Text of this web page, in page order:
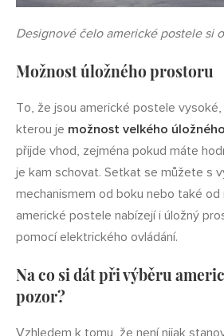
Designové čelo americké postele si
Možnost úložného prostoru
To, že jsou americké postele vysoké,
kterou je možnost velkého
přijde vhod, zejména pokud máte
je kam schovat. Setkat se můžete s
mechanismem od boku nebo také od
americké postele nabízejí i úložný
pomocí elektrického ovládání.
Na co si dát při výběru
pozor?